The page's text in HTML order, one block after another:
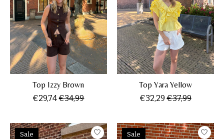
Top Izzy Brown
€29,74€34,99
Top Yara Yellow
€32,29 €37,99
Sale Sale